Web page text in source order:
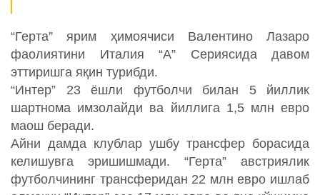
“Герта” ярим ҳимоячиси Валентино Лазаро
фаолиятини Италия “А” Сериясида давом
эттиришга яқин турибди.
“Интер” 23 ёшли футболчи билан 5 йиллик
шартнома имзолайди ва йиллига 1,5 млн евро
маош беради.
Айни дамда клублар ушбу трансфер борасида
келишувга эришишмади. “Герта” австриялик
футболчининг трансферидан 22 млн евро ишлаб